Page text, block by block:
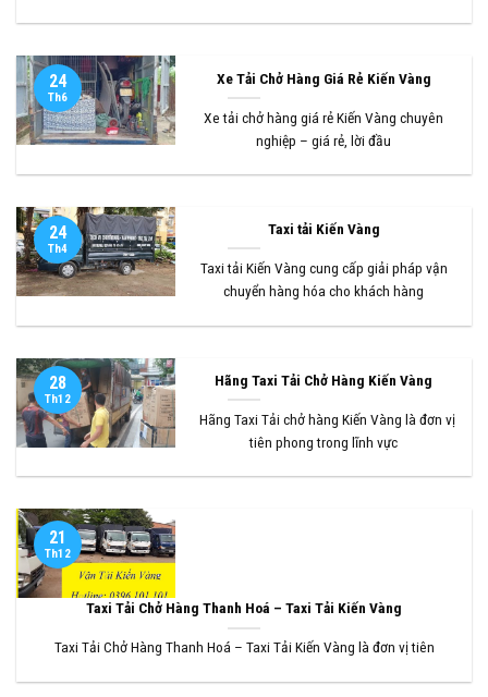
Xe Tải Chở Hàng Giá Rẻ Kiến Vàng
Xe tải chở hàng giá rẻ Kiến Vàng chuyên
nghiệp – giá rẻ, lời đầu
24
Th6
Taxi tải Kiến Vàng
Taxi tải Kiến Vàng cung cấp giải pháp vận
chuyển hàng hóa cho khách hàng
24
Th4
Hãng Taxi Tải Chở Hàng Kiến Vàng
Hãng Taxi Tải chở hàng Kiến Vàng là đơn vị
tiên phong trong lĩnh vực
28
Th12
Taxi Tải Chở Hàng Thanh Hoá – Taxi Tải Kiến Vàng
Taxi Tải Chở Hàng Thanh Hoá – Taxi Tải Kiến Vàng là đơn vị tiên
21
Th12